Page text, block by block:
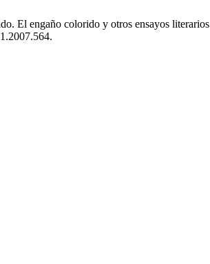
El engaño colorido y otros ensayos